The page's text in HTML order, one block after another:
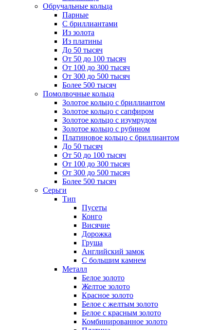
Обручальные кольца
Парные
С бриллиантами
Из золота
Из платины
До 50 тысяч
От 50 до 100 тысяч
От 100 до 300 тысяч
От 300 до 500 тысяч
Более 500 тысяч
Помолвочные кольца
Золотое кольцо с бриллиантом
Золотое кольцо с сапфиром
Золотое кольцо с изумрудом
Золотое кольцо с рубином
Платиновое кольцо с бриллиантом
До 50 тысяч
От 50 до 100 тысяч
От 100 до 300 тысяч
От 300 до 500 тысяч
Более 500 тысяч
Серьги
Тип
Пусеты
Конго
Висячие
Дорожка
Груша
Английский замок
С большим камнем
Металл
Белое золото
Желтое золото
Красное золото
Белое с желтым золото
Белое с красным золото
Комбинированное золото